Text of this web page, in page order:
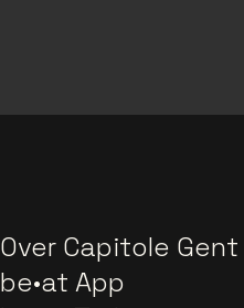
Over Capitole Gent
be•at App